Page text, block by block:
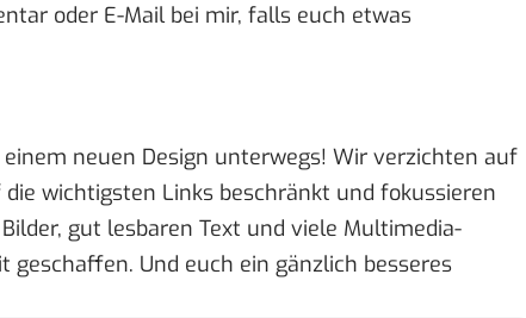
oder E-Mailbei mir, falls euch etwas
neuen Design unterwegs! Wir verzichten auf
die wichtigsten Links beschränkt und fokussieren
gut lesbaren Text und viele Multimedia-
geschaffen. Und euch ein gänzlich besseres